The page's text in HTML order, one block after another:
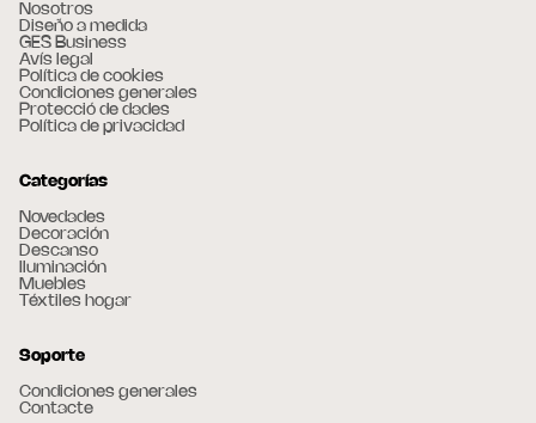
Nosotros
Diseño a medida
GES Business
Avís legal
Política de cookies
Condiciones generales
Protecció de dades
Política de privacidad
Categorías
Novedades
Decoración
Descanso
Iluminación
Muebles
Téxtiles hogar
Soporte
Condiciones generales
Contacte